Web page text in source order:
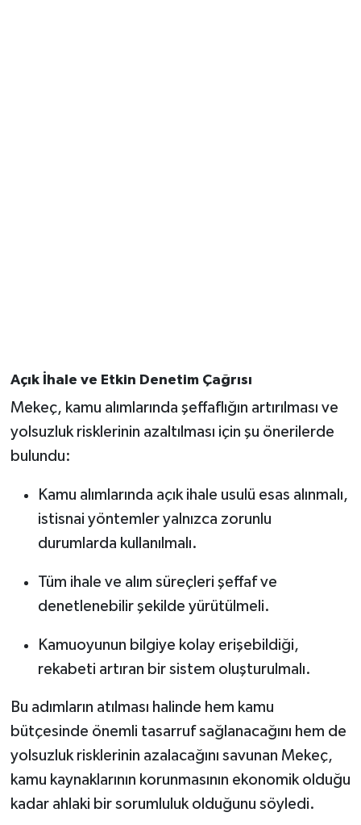
Açık İhale ve Etkin Denetim Çağrısı
Mekeç, kamu alımlarında şeffaflığın artırılması ve
yolsuzluk risklerinin azaltılması için şu önerilerde
bulundu:
Kamu alımlarında açık ihale usulü esas alınmalı,
istisnai yöntemler yalnızca zorunlu
durumlarda kullanılmalı.
Tüm ihale ve alım süreçleri şeffaf ve
denetlenebilir şekilde yürütülmeli.
Kamuoyunun bilgiye kolay erişebildiği,
rekabeti artıran bir sistem oluşturulmalı.
Bu adımların atılması halinde hem kamu
bütçesinde önemli tasarruf sağlanacağını hem de
yolsuzluk risklerinin azalacağını savunan Mekeç,
kamu kaynaklarının korunmasının ekonomik olduğu
kadar ahlaki bir sorumluluk olduğunu söyledi.